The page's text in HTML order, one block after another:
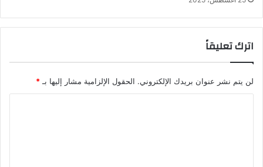
اترك تعليقاً
لن يتم نشر عنوان بريدك الإلكتروني. الحقول الإلزامية مشار إليها بـ*